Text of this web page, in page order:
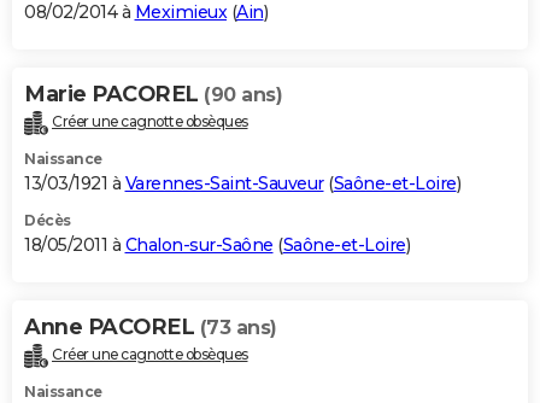
08/02/2014 à Meximieux(Ain)
Marie PACOREL (90 ans)
Créer une cagnotte obsèques
Naissance
13/03/1921 à Varennes-Saint-Sauveur(Saône-et-Loire)
Décès
18/05/2011 à Chalon-sur-Saône (Saône-et-Loire)
Anne PACOREL (73 ans)
Créer une cagnotte obsèques
Naissance